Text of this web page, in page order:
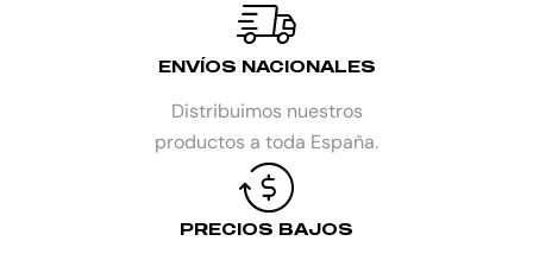
ENVÍOS NACIONALES
Distribuimos nuestros
productos a toda España.
PRECIOS BAJOS